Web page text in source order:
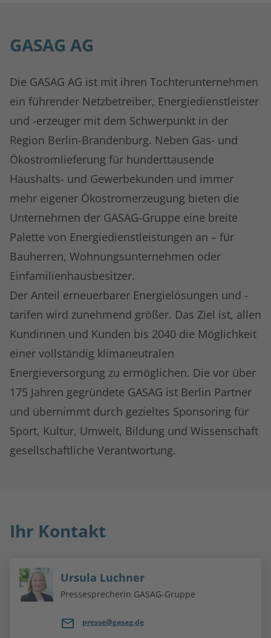
GASAG AG
Die GASAG AG ist mit ihren Tochterunternehmen
ein führender Netzbetreiber, Energiedienstleister
und -erzeuger mit dem Schwerpunkt in der
Region Berlin-Brandenburg. Neben Gas- und
Ökostromlieferung für hunderttausende
Haushalts- und Gewerbekunden und immer
mehr eigener Ökostromerzeugung bieten die
Unternehmen der GASAG-Gruppe eine breite
Palette von Energiedienstleistungen an – für
Bauherren, Wohnungsunternehmen oder
Einfamilienhausbesitzer.
Der Anteil erneuerbarer Energielösungen und -
tarifen wird zunehmend größer. Das Ziel ist, allen
Kundinnen und Kunden bis 2040 die Möglichkeit
einer vollständig klimaneutralen
Energieversorgung zu ermöglichen. Die vor über
175 Jahren gegründete GASAG ist Berlin Partner
und übernimmt durch gezieltes Sponsoring für
Sport, Kultur, Umwelt, Bildung und Wissenschaft
gesellschaftliche Verantwortung.
Ihr Kontakt
Ursula Luchner
Pressesprecherin GASAG-Gruppe
presse@gasag.de